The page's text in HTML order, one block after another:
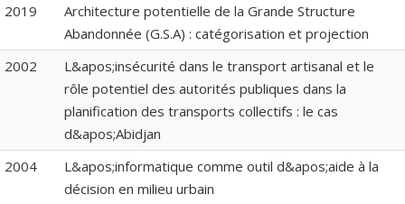
2019
Architecture potentielle de la Grande Structure
Abandonnée (G.S.A) : catégorisation et projection
2002
L&apos;insécurité dans le transport artisanal et le
rôle potentiel des autorités publiques dans la
planification des transports collectifs : le cas
d&apos;Abidjan
2004
L&apos;informatique comme outil d&apos;aide à la
décision en milieu urbain